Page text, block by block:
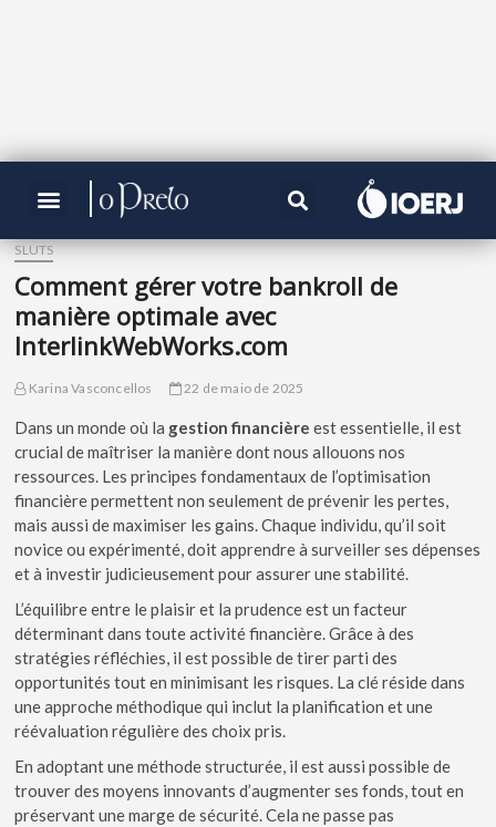
SLUTS
Comment gérer votre bankroll de
manière optimale avec
InterlinkWebWorks.com
Karina Vasconcellos 22 de maio de 2025
Dans un monde où la gestion financière est essentielle, il est
crucial de maîtriser la manière dont nous allouons nos
ressources. Les principes fondamentaux de l’optimisation
financière permettent non seulement de prévenir les pertes,
mais aussi de maximiser les gains. Chaque individu, qu’il soit
novice ou expérimenté, doit apprendre à surveiller ses dépenses
et à investir judicieusement pour assurer une stabilité.
L’équilibre entre le plaisir et la prudence est un facteur
déterminant dans toute activité financière. Grâce à des
stratégies réfléchies, il est possible de tirer parti des
opportunités tout en minimisant les risques. La clé réside dans
une approche méthodique qui inclut la planification et une
réévaluation régulière des choix pris.
En adoptant une méthode structurée, il est aussi possible de
trouver des moyens innovants d’augmenter ses fonds, tout en
préservant une marge de sécurité. Cela ne passe pas